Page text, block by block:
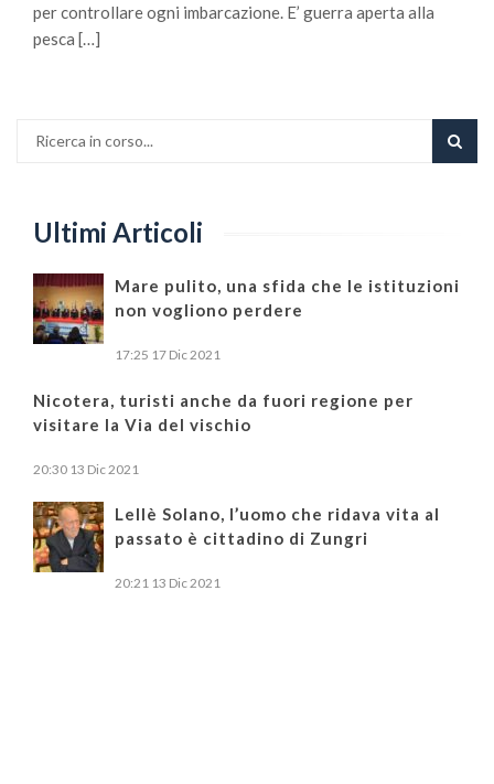
per controllare ogni imbarcazione. E’ guerra aperta alla
pesca […]
Ultimi Articoli
Mare pulito, una sfida che le istituzioni
non vogliono perdere
17:25 17 Dic 2021
Nicotera, turisti anche da fuori regione per
visitare la Via del vischio
20:30 13 Dic 2021
Lellè Solano, l’uomo che ridava vita al
passato è cittadino di Zungri
20:21 13 Dic 2021